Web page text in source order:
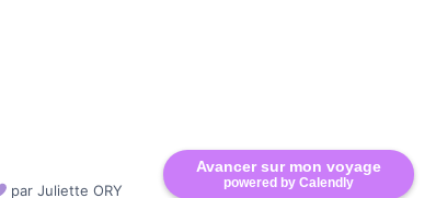
Avancer sur mon voyage
powered by Calendly
par Juliette ORY